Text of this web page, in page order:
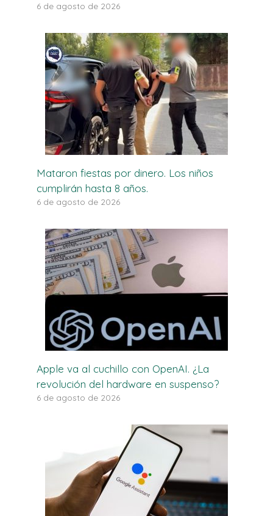
6 de agosto de 2026
Mataron fiestas por dinero. Los niños
cumplirán hasta 8 años.
6 de agosto de 2026
Apple va al cuchillo con OpenAI. ¿La
revolución del hardware en suspenso?
6 de agosto de 2026